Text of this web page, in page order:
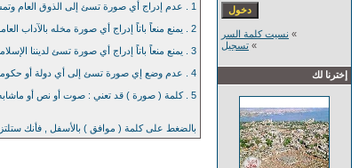
» نسيت كلمة السر
» تسجيل
إخترنا لك
1 . عدم إدراج أي صورة تسئ إلى الذوق العام وتمس مشاعر العامة بأي حال من الآحوال .
2 . يمنع منعاً باتاً إدراج أي صورة مخله بالآداب العامة .
3 . يمنع منعاً باتاً إدراج أي صورة تسئ لديننا الإسلامي الحنيف .
4 . عدم وضع إي صورة تسئ إلى أي دولة أو حكومتها أو شعوبها .
5 . كلمة ( صورة ) قد تعني : صوت أو نص أو ماشابه ذلك .
بالضغط على كلمة ( موافق ) بالأسفل , فأنك